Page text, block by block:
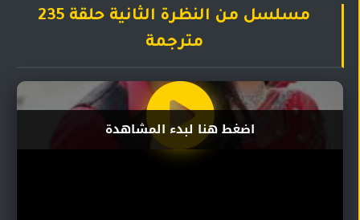
المترجمة
مدبلجة
مسلسل من النظرة الثانية حلقة 235
مترجمة
اضغط هنا لبدء المشاهدة